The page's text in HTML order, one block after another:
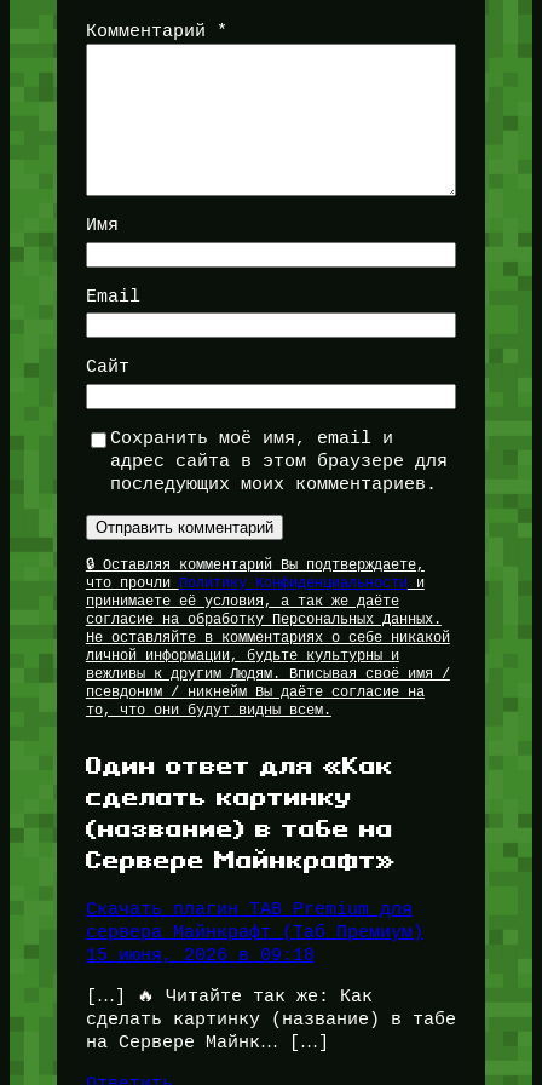
Комментарий *
Имя
Email
Сайт
Сохранить моё имя, email и
адрес сайта в этом браузере для
последующих моих комментариев.
🔒 Оставляя комментарий Вы подтверждаете,
что прочли Политику Конфиденциальностии
принимаете её условия, а так же даёте
согласие на обработку Персональных Данных.
Не оставляйте в комментариях о себе никакой
личной информации, будьте культурны и
вежливы к другим Людям. Вписывая своё имя /
псевдоним / никнейм Вы даёте согласие на
то, что они будут видны всем.
Один ответ для «Как
сделать картинку
(название) в табе на
Сервере Майнкрафт»
Скачать плагин TAB Premium для
сервера Майнкрафт (Таб Премиум)
15 июня, 2026 в 09:18
[…] 🔥 Читайте так же: Как
сделать картинку (название) в табе
на Сервере Майнк… […]